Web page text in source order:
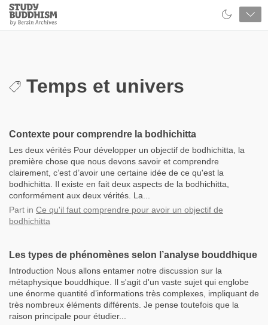
Close
Study
Buddhism
Temps et univers
Contexte pour comprendre la bodhichitta
Les deux vérités Pour développer un objectif de bodhichitta, la
première chose que nous devons savoir et comprendre
clairement, c’est d’avoir une certaine idée de ce qu'est la
bodhichitta. Il existe en fait deux aspects de la bodhichitta,
conformément aux deux vérités. La...
Part in Ce qu'il faut comprendre pour avoir un objectif de
bodhichitta
Les types de phénomènes selon l’analyse bouddhique
Introduction Nous allons entamer notre discussion sur la
métaphysique bouddhique. Il s'agit d'un vaste sujet qui englobe
une énorme quantité d’informations très complexes, impliquant de
très nombreux éléments différents. Je pense toutefois que la
raison principale pour étudier...